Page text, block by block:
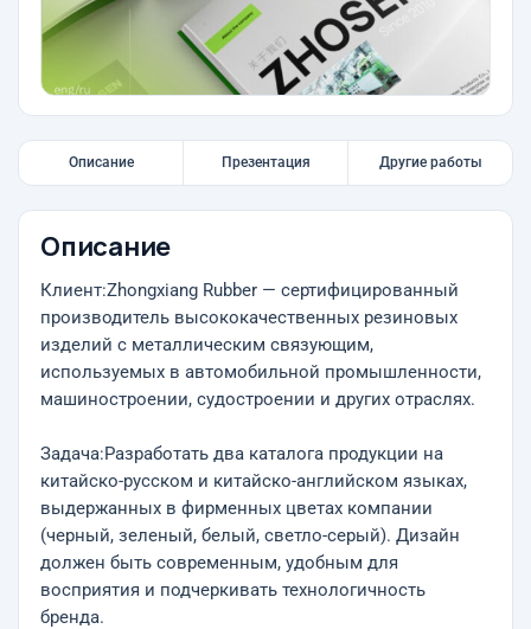
Описание Презентация Другие работы
Описание
Клиент:Zhongxiang Rubber — сертифицированный
производитель высококачественных резиновых
изделий с металлическим связующим,
используемых в автомобильной промышленности,
машиностроении, судостроении и других отраслях.
Задача:Разработать два каталога продукции на
китайско-русском и китайско-английском языках,
выдержанных в фирменных цветах компании
(черный, зеленый, белый, светло-серый). Дизайн
должен быть современным, удобным для
восприятия и подчеркивать технологичность
бренда.